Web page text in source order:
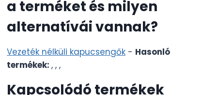
a terméket és milyen
alternatívái vannak?
Vezeték nélküli kapucsengők - Hasonló
termékek: , , ,
Kapcsolódó termékek